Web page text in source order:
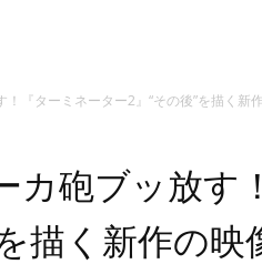
『ターミネーター2』“その後”を描く新
砲ブッ放す
描く新作の映